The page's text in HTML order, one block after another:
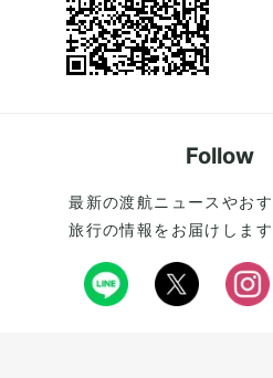
最新の渡航ニュースやお
旅行の情報をお届けしま